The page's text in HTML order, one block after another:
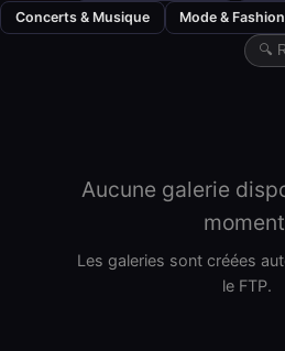
Concerts & Musique Mode &
Aucune galerie
Les galeries sont créées
le FTP.